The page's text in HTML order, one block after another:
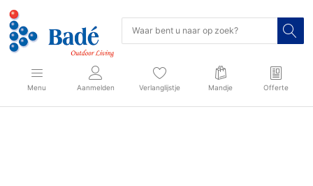
Menu Aanmelden Verlanglijstje Mandje Offerte